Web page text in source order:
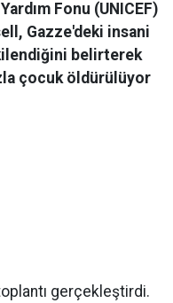
Fonu (UNICEF)
Gazze'deki insani
belirterek
çocuk öldürülüyor
gerçekleştirdi.